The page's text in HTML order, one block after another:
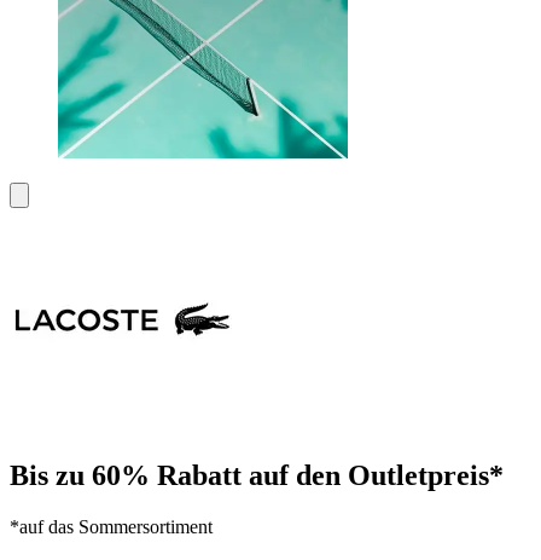
Bis zu 60% Rabatt auf den Outletpreis*
*auf das Sommersortiment